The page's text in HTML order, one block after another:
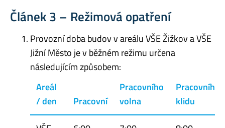
Článek 3 – Režimová opatření
Provozní doba budov v areálu VŠE Žižkov a VŠE
Jižní Město je v běžném režimu určena
následujícím způsobem:
Areál
/ den
Pracovní
Pracovního
volna
Pracovního
klidu